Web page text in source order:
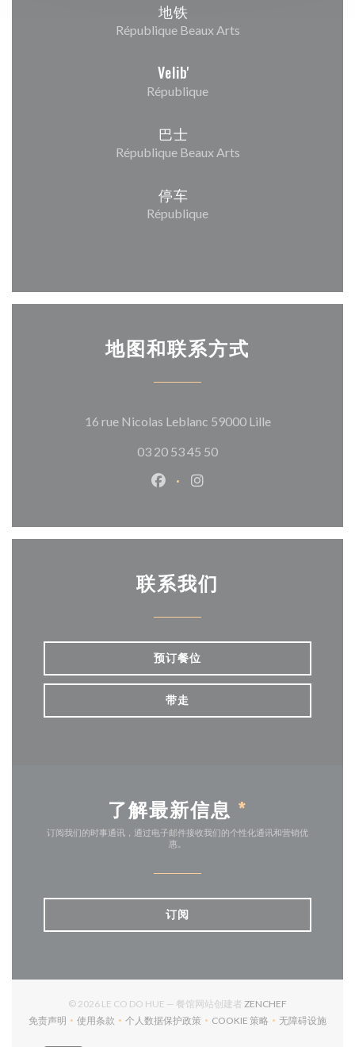
地铁
République Beaux Arts
Velib'
République
巴士
République Beaux Arts
停车
République
地图和联系方式
16 rue Nicolas Leblanc 59000 Lille((在新窗口中
03 20 53 45 50
Facebook ((在新窗口中打开))
Instagram ((在新窗口中
联系我们
预订餐位
带走
了解最新信息 *
订阅我们的时事通讯，通过电子邮件接收我们的个性化通讯和营销优
惠。
订阅
© 2026 LE CO DO HUE — 餐馆网站创建者 ZENCHEF
免责声明
((在新窗口中打开))
使用条款
((在新窗口中打开))
个人数据保护政策
((在新窗口中打开))
COOKIE 策略
((在新窗口中打开))
无障碍设施
((在新窗口